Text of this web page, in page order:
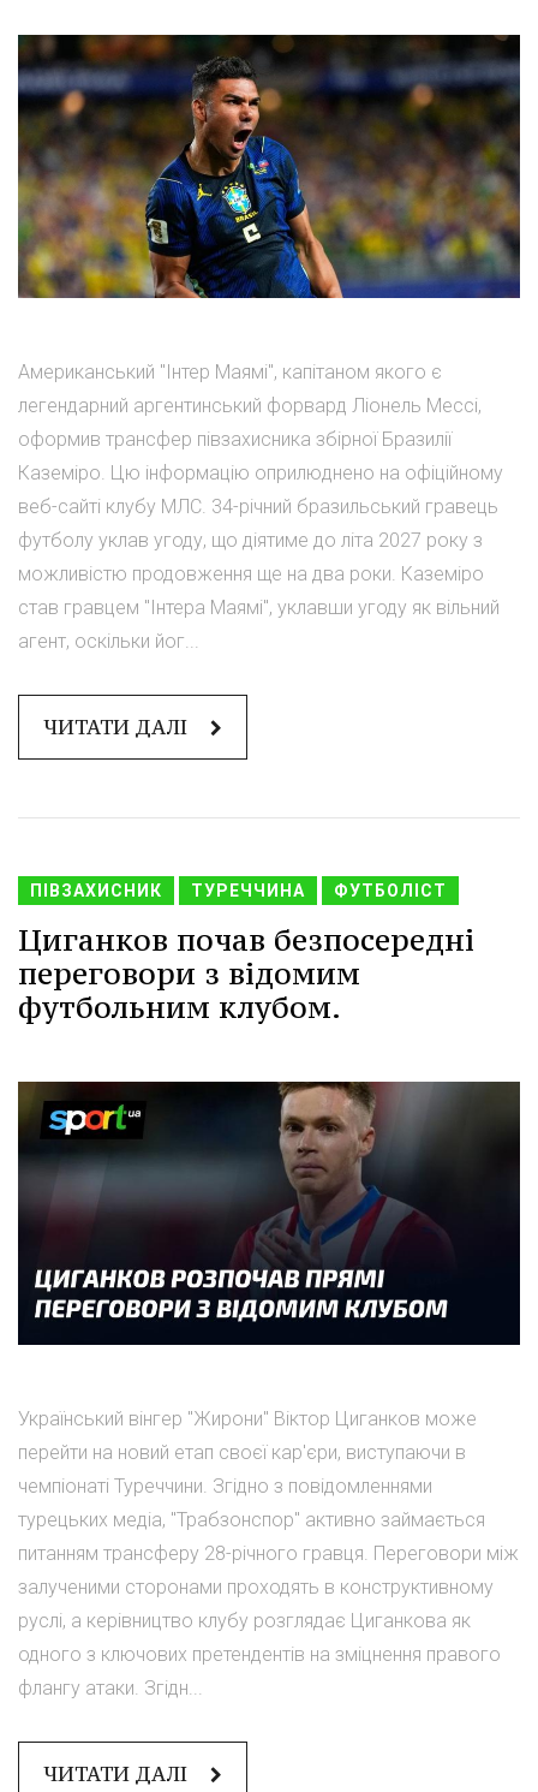
Американський "Інтер Маямі", капітаном якого є
легендарний аргентинський форвард Ліонель Мессі,
оформив трансфер півзахисника збірної Бразилії
Каземіро. Цю інформацію оприлюднено на офіційному
веб-сайті клубу МЛС. 34-річний бразильський гравець
футболу уклав угоду, що діятиме до літа 2027 року з
можливістю продовження ще на два роки. Каземіро
став гравцем "Інтера Маямі", уклавши угоду як вільний
агент, оскільки йог...
ЧИТАТИ ДАЛІ
ПІВЗАХИСНИК ТУРЕЧЧИНА ФУТБОЛІСТ
Циганков почав безпосередні
переговори з відомим
футбольним клубом.
Український вінгер "Жирони" Віктор Циганков може
перейти на новий етап своєї кар'єри, виступаючи в
чемпіонаті Туреччини. Згідно з повідомленнями
турецьких медіа, "Трабзонспор" активно займається
питанням трансферу 28-річного гравця. Переговори між
залученими сторонами проходять в конструктивному
руслі, а керівництво клубу розглядає Циганкова як
одного з ключових претендентів на зміцнення правого
флангу атаки. Згідн...
ЧИТАТИ ДАЛІ